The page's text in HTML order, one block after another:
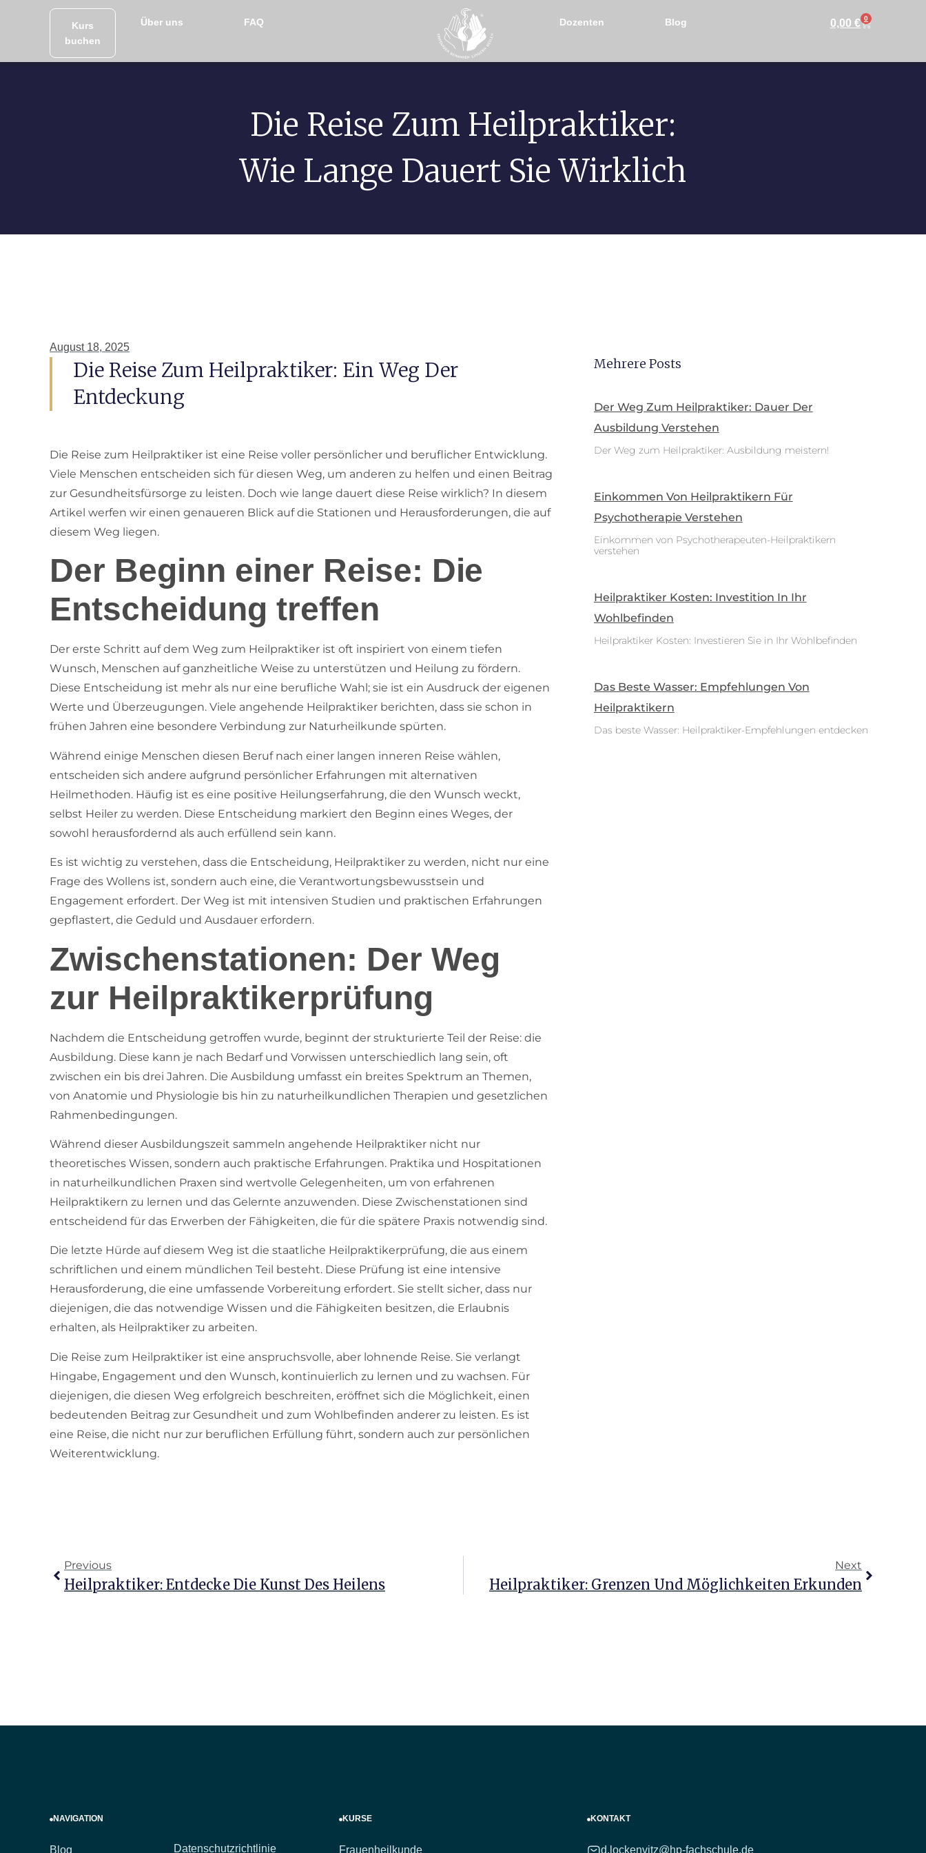
Kurs
buchen
Über uns FAQ Dozenten Blog 0,00 € 0
Die Reise Zum Heilpraktiker:
Wie Lange Dauert Sie Wirklich
August 18, 2025
Die Reise Zum Heilpraktiker: Ein Weg Der
Entdeckung
Die Reise zum Heilpraktiker ist eine Reise voller persönlicher und beruflicher Entwicklung.
Viele Menschen entscheiden sich für diesen Weg, um anderen zu helfen und einen Beitrag
zur Gesundheitsfürsorge zu leisten. Doch wie lange dauert diese Reise wirklich? In diesem
Artikel werfen wir einen genaueren Blick auf die Stationen und Herausforderungen, die auf
diesem Weg liegen.
Der Beginn einer Reise: Die
Entscheidung treffen
Der erste Schritt auf dem Weg zum Heilpraktiker ist oft inspiriert von einem tiefen
Wunsch, Menschen auf ganzheitliche Weise zu unterstützen und Heilung zu fördern.
Diese Entscheidung ist mehr als nur eine berufliche Wahl; sie ist ein Ausdruck der eigenen
Werte und Überzeugungen. Viele angehende Heilpraktiker berichten, dass sie schon in
frühen Jahren eine besondere Verbindung zur Naturheilkunde spürten.
Während einige Menschen diesen Beruf nach einer langen inneren Reise wählen,
entscheiden sich andere aufgrund persönlicher Erfahrungen mit alternativen
Heilmethoden. Häufig ist es eine positive Heilungserfahrung, die den Wunsch weckt,
selbst Heiler zu werden. Diese Entscheidung markiert den Beginn eines Weges, der
sowohl herausfordernd als auch erfüllend sein kann.
Es ist wichtig zu verstehen, dass die Entscheidung, Heilpraktiker zu werden, nicht nur eine
Frage des Wollens ist, sondern auch eine, die Verantwortungsbewusstsein und
Engagement erfordert. Der Weg ist mit intensiven Studien und praktischen Erfahrungen
gepflastert, die Geduld und Ausdauer erfordern.
Zwischenstationen: Der Weg
zur Heilpraktikerprüfung
Nachdem die Entscheidung getroffen wurde, beginnt der strukturierte Teil der Reise: die
Ausbildung. Diese kann je nach Bedarf und Vorwissen unterschiedlich lang sein, oft
zwischen ein bis drei Jahren. Die Ausbildung umfasst ein breites Spektrum an Themen,
von Anatomie und Physiologie bis hin zu naturheilkundlichen Therapien und gesetzlichen
Rahmenbedingungen.
Während dieser Ausbildungszeit sammeln angehende Heilpraktiker nicht nur
theoretisches Wissen, sondern auch praktische Erfahrungen. Praktika und Hospitationen
in naturheilkundlichen Praxen sind wertvolle Gelegenheiten, um von erfahrenen
Heilpraktikern zu lernen und das Gelernte anzuwenden. Diese Zwischenstationen sind
entscheidend für das Erwerben der Fähigkeiten, die für die spätere Praxis notwendig sind.
Die letzte Hürde auf diesem Weg ist die staatliche Heilpraktikerprüfung, die aus einem
schriftlichen und einem mündlichen Teil besteht. Diese Prüfung ist eine intensive
Herausforderung, die eine umfassende Vorbereitung erfordert. Sie stellt sicher, dass nur
diejenigen, die das notwendige Wissen und die Fähigkeiten besitzen, die Erlaubnis
erhalten, als Heilpraktiker zu arbeiten.
Die Reise zum Heilpraktiker ist eine anspruchsvolle, aber lohnende Reise. Sie verlangt
Hingabe, Engagement und den Wunsch, kontinuierlich zu lernen und zu wachsen. Für
diejenigen, die diesen Weg erfolgreich beschreiten, eröffnet sich die Möglichkeit, einen
bedeutenden Beitrag zur Gesundheit und zum Wohlbefinden anderer zu leisten. Es ist
eine Reise, die nicht nur zur beruflichen Erfüllung führt, sondern auch zur persönlichen
Weiterentwicklung.
Mehrere Posts
Der Weg Zum Heilpraktiker: Dauer Der
Ausbildung Verstehen
Der Weg zum Heilpraktiker: Ausbildung meistern!
Einkommen Von Heilpraktikern Für
Psychotherapie Verstehen
Einkommen von Psychotherapeuten-Heilpraktikern
verstehen
Heilpraktiker Kosten: Investition In Ihr
Wohlbefinden
Heilpraktiker Kosten: Investieren Sie in Ihr Wohlbefinden
Das Beste Wasser: Empfehlungen Von
Heilpraktikern
Das beste Wasser: Heilpraktiker-Empfehlungen entdecken
Previous
Heilpraktiker: Entdecke Die Kunst Des Heilens
Next
Heilpraktiker: Grenzen Und Möglichkeiten Erkunden
NAVIGATION
Blog Datenschutzrichtlinie
KURSE
Frauenheilkunde
KONTAKT
d.lockenvitz@hp-fachschule.de